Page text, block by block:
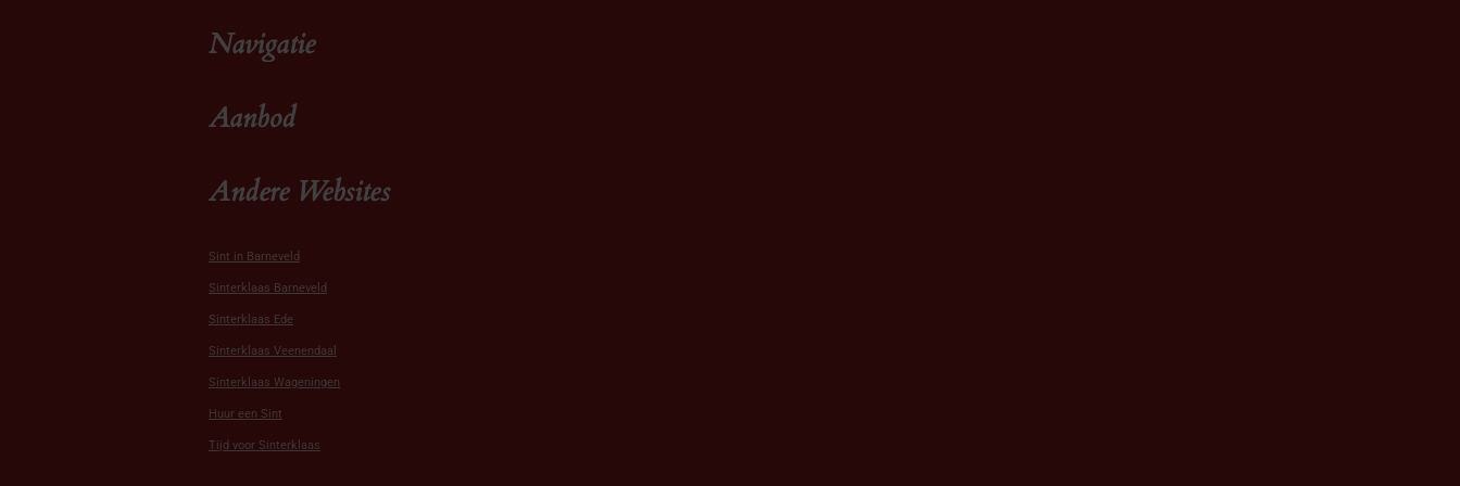
Navigatie
Aanbod
Andere Websites
Sint in Barneveld
Sinterklaas Barneveld
Sinterklaas Ede
Sinterklaas Veenendaal
Sinterklaas Wageningen
Huur een Sint
Tijd voor Sinterklaas